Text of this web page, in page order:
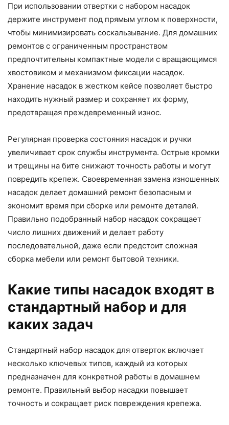
При использовании отвертки с набором насадок
держите инструмент под прямым углом к поверхности,
чтобы минимизировать соскальзывание. Для домашних
ремонтов с ограниченным пространством
предпочтительны компактные модели с вращающимся
хвостовиком и механизмом фиксации насадок.
Хранение насадок в жестком кейсе позволяет быстро
находить нужный размер и сохраняет их форму,
предотвращая преждевременный износ.
Регулярная проверка состояния насадок и ручки
увеличивает срок службы инструмента. Острые кромки
и трещины на бите снижают точность работы и могут
повредить крепеж. Своевременная замена изношенных
насадок делает домашний ремонт безопасным и
экономит время при сборке или ремонте деталей.
Правильно подобранный набор насадок сокращает
число лишних движений и делает работу
последовательной, даже если предстоит сложная
сборка мебели или ремонт бытовой техники.
Какие типы насадок входят в
стандартный набор и для
каких задач
Стандартный набор насадок для отверток включает
несколько ключевых типов, каждый из которых
предназначен для конкретной работы в домашнем
ремонте. Правильный выбор насадки повышает
точность и сокращает риск повреждения крепежа.